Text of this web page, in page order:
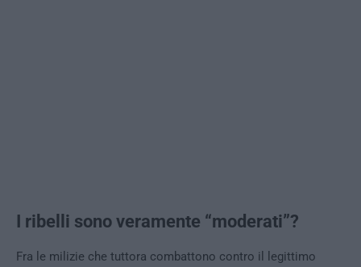
I ribelli sono veramente “moderati”?
Fra le milizie che tuttora combattono contro il legittimo